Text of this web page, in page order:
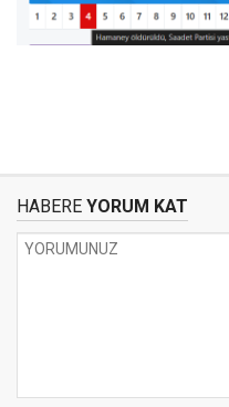
HABERE YORUM KAT